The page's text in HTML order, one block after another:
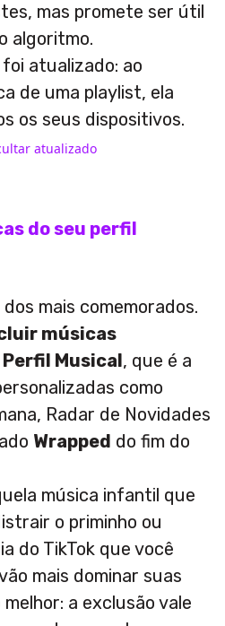
mas promete ser útil
algoritmo.
foi atualizado: ao
de uma playlist, ela
os seus dispositivos.
atualizado
do seu perfil
mais comemorados.
músicas
Musical, que é a
como
Radar de Novidades
Wrapped do fim do
música infantil que
o priminho ou
do TikTok que você
mais dominar suas
a exclusão vale